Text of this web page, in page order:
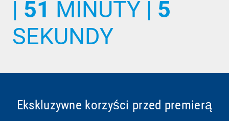
| 51 MINUTY | 4
SEKUNDY
Ekskluzywne korzyści przed premierą